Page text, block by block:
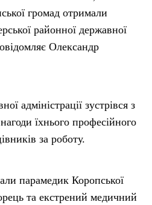
громад отримали
районної державної
Олександр
адміністрації зустрівся з
їхнього професійного
за роботу.
парамедик Коропської
та екстрений медичний